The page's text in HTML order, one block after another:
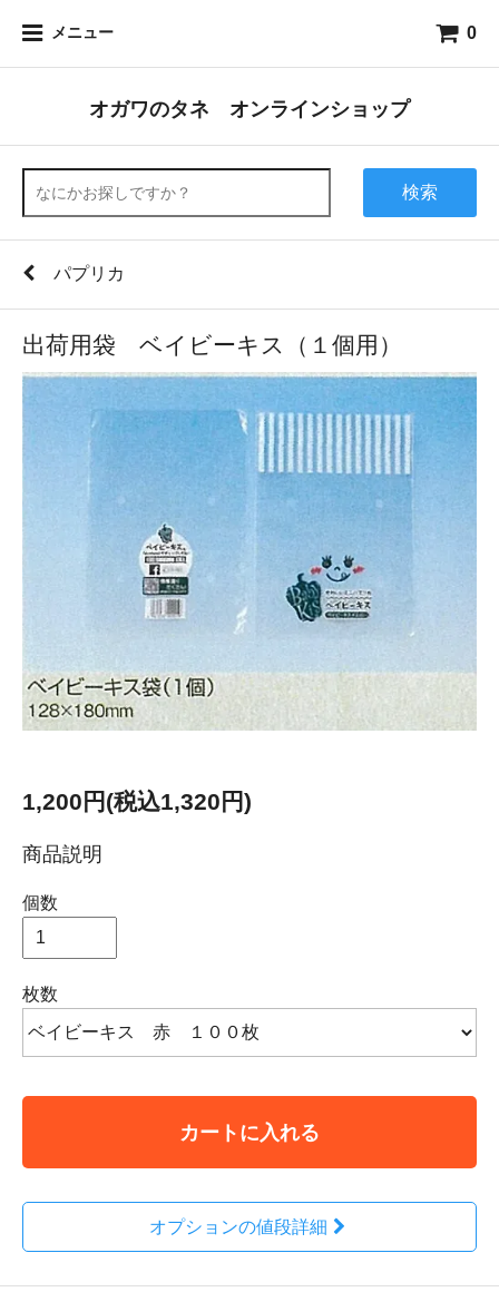
メニュー 0
オガワのタネ オンラインショップ
検索
パプリカ
出荷用袋 ベイビーキス（１個用）
1,200円(税込1,320円)
商品説明
個数
枚数
カートに入れる
オプションの値段詳細